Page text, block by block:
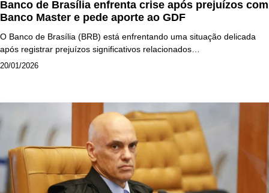
Banco de Brasília enfrenta crise após prejuízos com
Banco Master e pede aporte ao GDF
O Banco de Brasília (BRB) está enfrentando uma situação delicada
após registrar prejuízos significativos relacionados…
20/01/2026